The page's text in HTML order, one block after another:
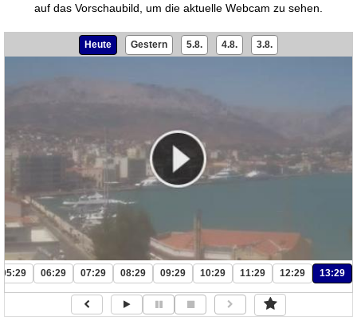
auf das Vorschaubild, um die aktuelle Webcam zu sehen.
Heute Gestern 5.8. 4.8. 3.8.
05:29 06:29 07:29 08:29 09:29 10:29 11:29 12:29 13:29